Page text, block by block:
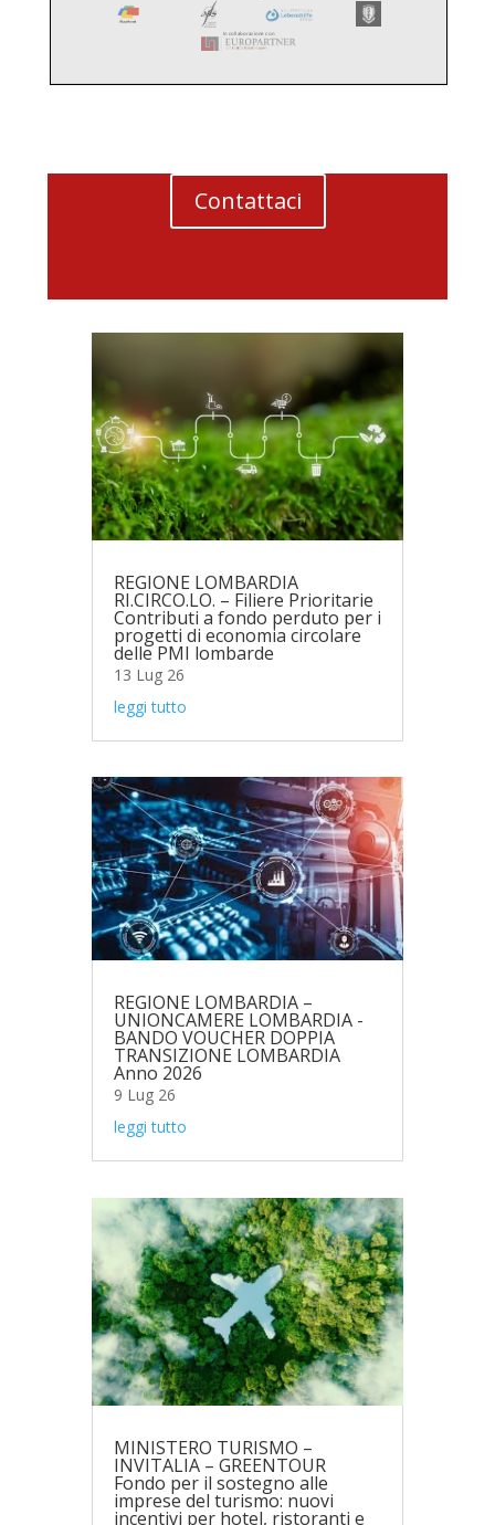
Contattaci
REGIONE LOMBARDIA
RI.CIRCO.LO. – Filiere Prioritarie
Contributi a fondo perduto per i
progetti di economia circolare
delle PMI lombarde
13 Lug 26
leggi tutto
REGIONE LOMBARDIA –
UNIONCAMERE LOMBARDIA -
BANDO VOUCHER DOPPIA
TRANSIZIONE LOMBARDIA
Anno 2026
9 Lug 26
leggi tutto
MINISTERO TURISMO –
INVITALIA – GREENTOUR
Fondo per il sostegno alle
imprese del turismo: nuovi
incentivi per hotel, ristoranti e